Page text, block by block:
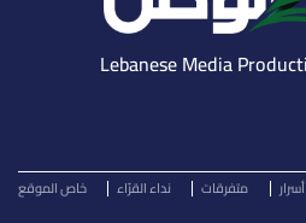
أسرار متفرقات نداء القرّاء خاص الموقع